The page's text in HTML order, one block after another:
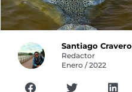
Santiago Cravero
Redactor
Enero / 2022